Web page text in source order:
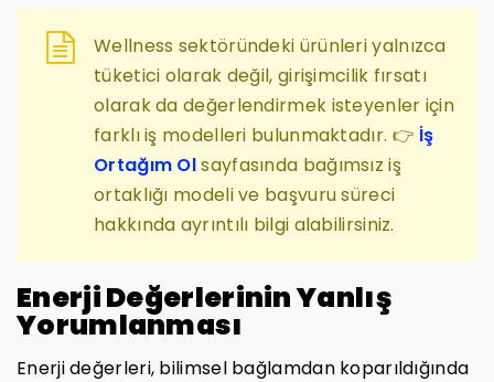
Wellness sektöründeki ürünleri yalnızca
tüketici olarak değil, girişimcilik fırsatı
olarak da değerlendirmek isteyenler için
farklı iş modelleri bulunmaktadır. 👉 İş
Ortağım Olsayfasında bağımsız iş
ortaklığı modeli ve başvuru süreci
hakkında ayrıntılı bilgi alabilirsiniz.
Enerji Değerlerinin Yanlış
Yorumlanması
Enerji değerleri, bilimsel bağlamdan koparıldığında